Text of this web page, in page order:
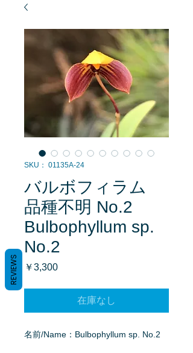
SKU： 01135A-24
バルボフィラム
品種不明 No.2
Bulbophyllum sp.
No.2
￥3,300価
在庫なし
名前/Name：Bulbophyllum sp. No.2
REVIEWS